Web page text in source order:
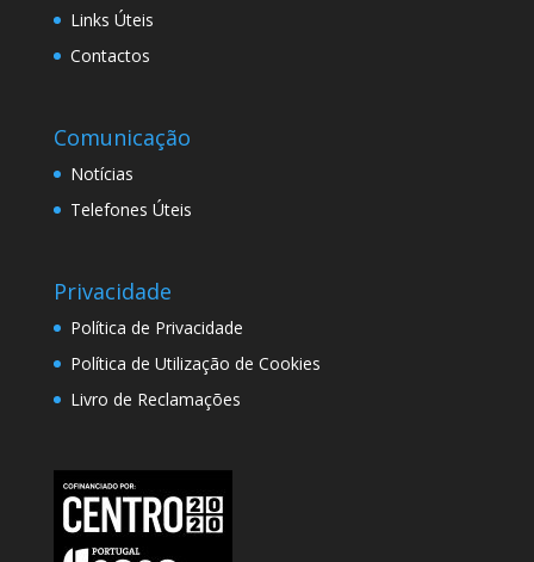
Links Úteis
Contactos
Comunicação
Notícias
Telefones Úteis
Privacidade
Política de Privacidade
Política de Utilização de Cookies
Livro de Reclamações